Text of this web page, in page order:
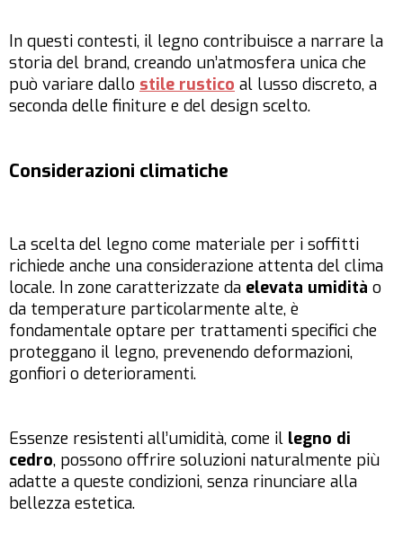
In questi contesti, il legno contribuisce a narrare la
storia del brand, creando un’atmosfera unica che
può variare dallo stile rustico al lusso discreto, a
seconda delle finiture e del design scelto.
Considerazioni climatiche
La scelta del legno come materiale per i soffitti
richiede anche una considerazione attenta del clima
locale. In zone caratterizzate da elevata umidità o
da temperature particolarmente alte, è
fondamentale optare per trattamenti specifici che
proteggano il legno, prevenendo deformazioni,
gonfiori o deterioramenti.
Essenze resistenti all’umidità, come il legno di
cedro, possono offrire soluzioni naturalmente più
adatte a queste condizioni, senza rinunciare alla
bellezza estetica.